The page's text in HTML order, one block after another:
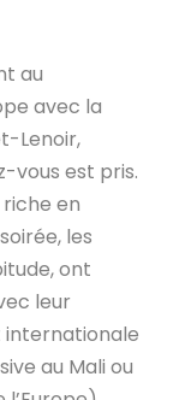
au
avec la
Lenoir,
vous est pris.
en
les
ont
leur
internationale
au Mali ou